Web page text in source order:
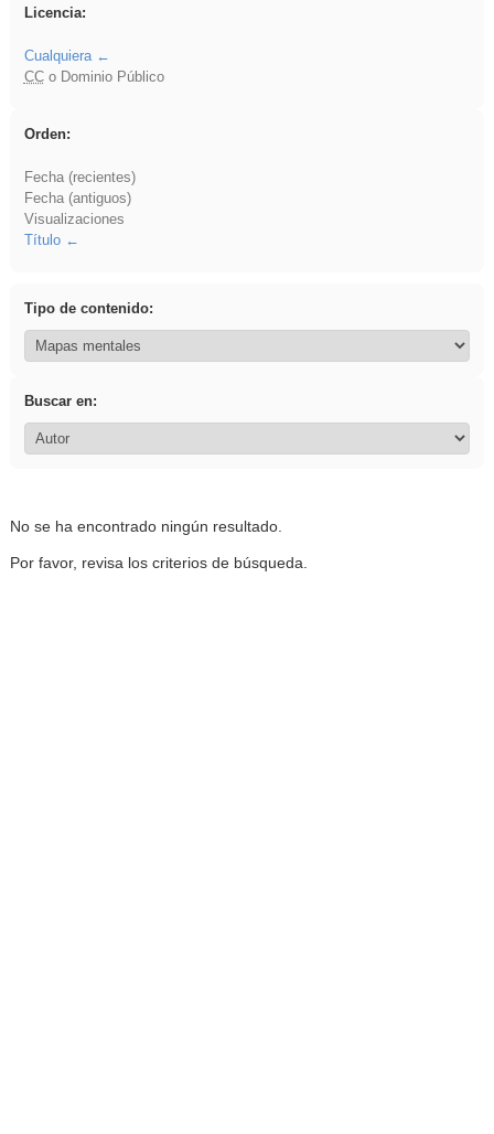
Licencia:
Cualquiera
CCo Dominio Público
Orden:
Fecha (recientes)
Fecha (antiguos)
Visualizaciones
Título
Tipo de contenido:
Buscar en:
No se ha encontrado ningún resultado.
Por favor, revisa los criterios de búsqueda.